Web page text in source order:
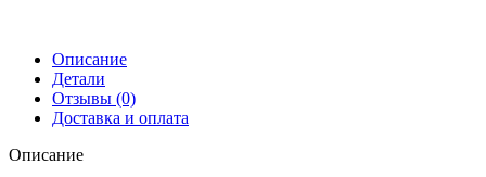
Описание
Детали
Отзывы (0)
Доставка и оплата
Описание